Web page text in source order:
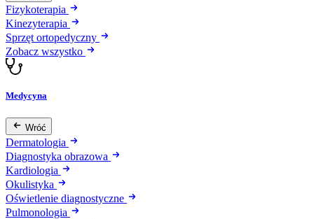
Fizykoterapia
Kinezyterapia
Sprzęt ortopedyczny
Zobacz wszystko
Medycyna
Wróć
Dermatologia
Diagnostyka obrazowa
Kardiologia
Okulistyka
Oświetlenie diagnostyczne
Pulmonologia